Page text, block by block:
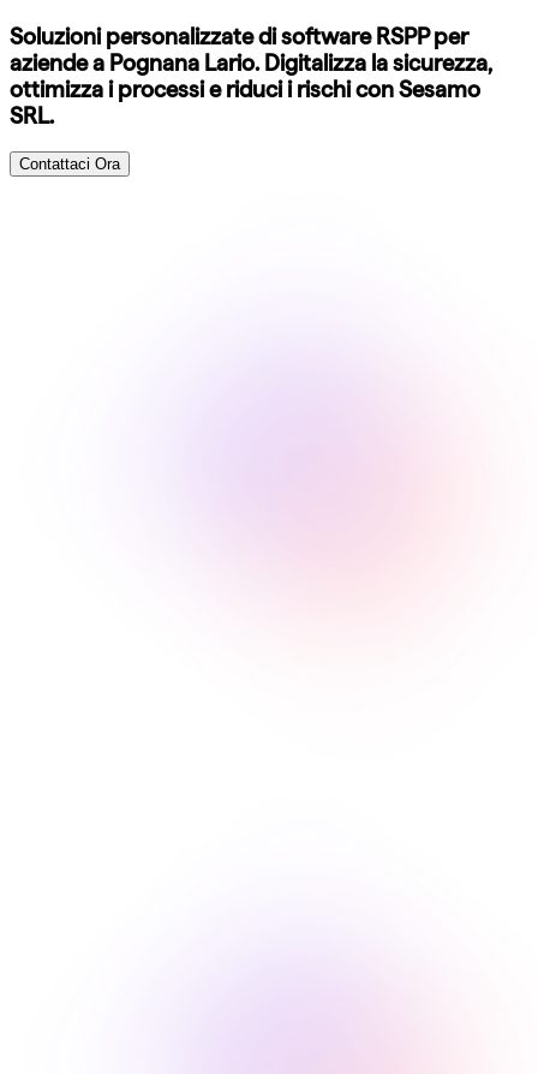
Soluzioni personalizzate di software RSPP per
aziende a Pognana Lario. Digitalizza la sicurezza,
ottimizza i processi e riduci i rischi con Sesamo
SRL.
Contattaci Ora